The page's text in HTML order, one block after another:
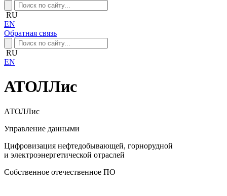
RU
EN
Обратная связь
RU
EN
АТОЛЛис
АТОЛЛис
Управление данными
Цифровизация нефтедобывающей, горнорудной
и электроэнергетической отраслей
Собственное отечественное ПО